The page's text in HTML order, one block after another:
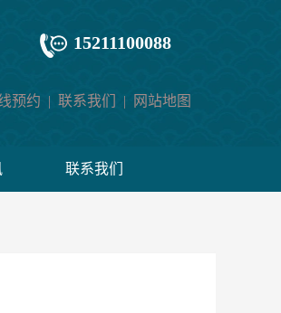
联系我们
15211100088
预约 | 联系我们 | 网站地图